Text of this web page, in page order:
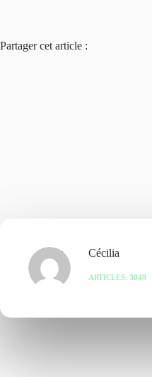
Partager cet article :
Cécilia
ARTICLES: 3048